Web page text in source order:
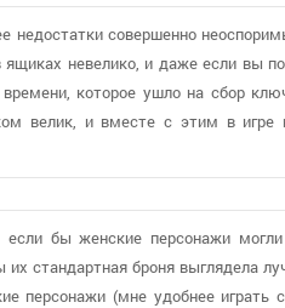
недостатки совершенно
невелико, и даже если вы
которое ушло на сбор
велик, и вместе с этим в игре
бы женские персонажи
стандартная броня выглядела
персонажи (мне удобнее играть